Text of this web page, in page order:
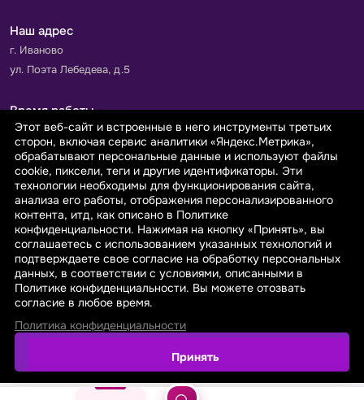
Наш адрес
г. Иваново
ул. Поэта Лебедева, д.5
Время работы
Пн-Пт с 9.00 до 18.00
Сб-Вс: выходной
Принимаем к оплате
© 2026 sarafanovo.com - Интернет-магазин "САРАФАНОВО"
специализируется на производстве, продаже тканей оптом и в
розницу с доставкой по Роcсии и СНГ.
Политика обработки персональных данных
Этот веб-сайт и встроенные в него инструменты третьих
сторон, включая сервис аналитики «Яндекс.Метрика»,
обрабатывают персональные данные и используют файлы
cookie, пиксели, теги и другие идентификаторы. Эти
технологии необходимы для функционирования сайта,
анализа его работы, отображения персонализированного
контента, итд, как описано в Политике
конфиденциальности. Нажимая на кнопку «Принять», вы
соглашаетесь с использованием указанных технологий и
подтверждаете свое согласие на обработку персональных
данных, в соответствии с условиями, описанными в
Политике конфиденциальности. Вы можете отозвать
согласие в любое время.
Политика конфиденциальности